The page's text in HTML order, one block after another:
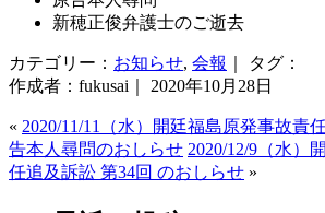
新穂正俊弁護士のご逝去
カテゴリー： お知らせ, 会報
｜ タグ：
作成者：fukusai｜ 2020年10月28日
« 2020/11/11（水）開廷福島原発事故責
告本人尋問のおしらせ 2020/12/9（水）
任追及訴訟 第34回 のおしらせ »